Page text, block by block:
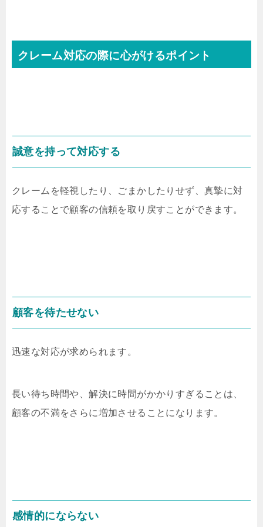
クレーム対応の際に心がけるポイント
誠意を持って対応する
クレームを軽視したり、ごまかしたりせず、真摯に対
応することで顧客の信頼を取り戻すことができます。
顧客を待たせない
迅速な対応が求められます。
長い待ち時間や、解決に時間がかかりすぎることは、
顧客の不満をさらに増加させることになります。
感情的にならない